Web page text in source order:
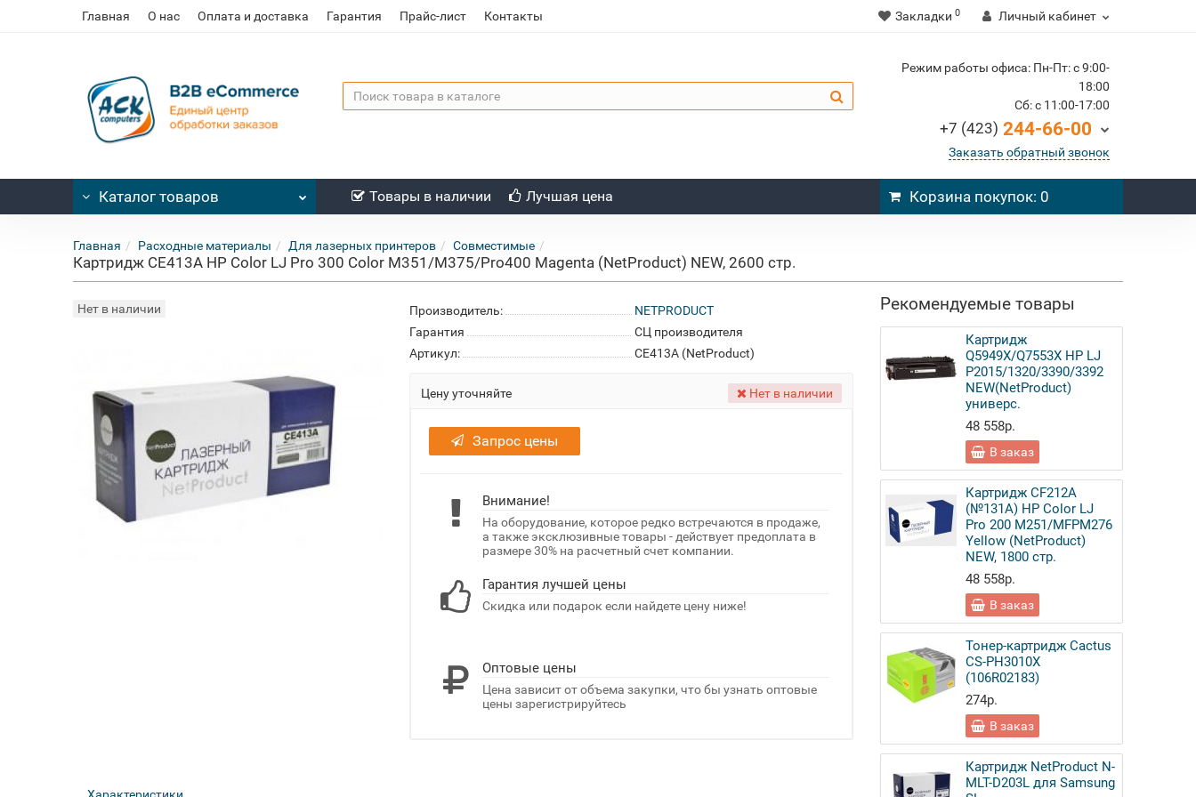
Главная О нас Оплата и доставка Гарантия Прайс-лист Контакты Закладки 0 Личный кабинет
Режим работы офиса: Пн-Пт: c 9:00-
18:00
Cб: c 11:00-17:00
+7 (423) 244-66-00
Заказать обратный звонок
Каталог товаров Товары в наличии Лучшая цена Корзина покупок: 0
Главная Расходные материалы Для лазерных принтеров Совместимые
Картридж CE413A HP Color LJ Pro 300 Color M351/M375/Pro400 Magenta (NetProduct) NEW, 2600 стр.
Нет в наличии Производитель:
NETPRODUCT
Гарантия
СЦ производителя
Артикул:
CE413A (NetProduct)
Цену уточняйте Нет в наличии
Запрос цены
Внимание!
На оборудование, которое редко встречаются в продаже,
а также эксклюзивные товары - действует предоплата в
размере 30% на расчетный счет компании.
Гарантия лучшей цены
Скидка или подарок если найдете цену ниже!
Оптовые цены
Цена зависит от объема закупки, что бы узнать оптовые
цены зарегистрируйтесь
Рекомендуемые товары
Картридж
Q5949X/Q7553X HP LJ
P2015/1320/3390/3392
NEW(NetProduct)
универс.
48 558р.
В заказ
Картридж CF212A
(№131A) HP Color LJ
Pro 200 M251/MFPM276
Yellow (NetProduct)
NEW, 1800 стр.
48 558р.
В заказ
Тонер-картридж Cactus
CS-PH3010X
(106R02183)
274р.
В заказ
Картридж NetProduct N-
MLT-D203L для Samsung